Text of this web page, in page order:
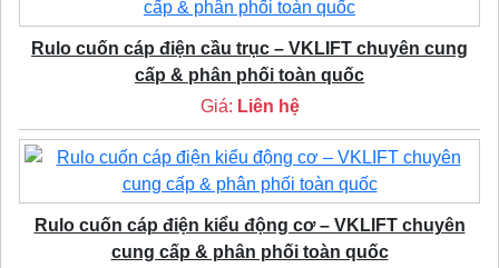
Rulo cuốn cáp điện cầu trục – VKLIFT chuyên cung
cấp & phân phối toàn quốc
Giá: Liên hệ
Rulo cuốn cáp điện kiểu động cơ – VKLIFT chuyên
cung cấp & phân phối toàn quốc